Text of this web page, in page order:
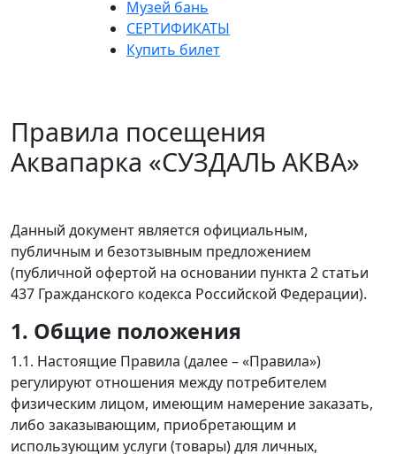
Музей бань
СЕРТИФИКАТЫ
Купить билет
Правила посещения
Аквапарка «СУЗДАЛЬ АКВА»
Данный документ является официальным,
публичным и безотзывным предложением
(публичной офертой на основании пункта 2 статьи
437 Гражданского кодекса Российской Федерации).
1. Общие положения
1.1. Настоящие Правила (далее – «Правила»)
регулируют отношения между потребителем
физическим лицом, имеющим намерение заказать,
либо заказывающим, приобретающим и
использующим услуги (товары) для личных,